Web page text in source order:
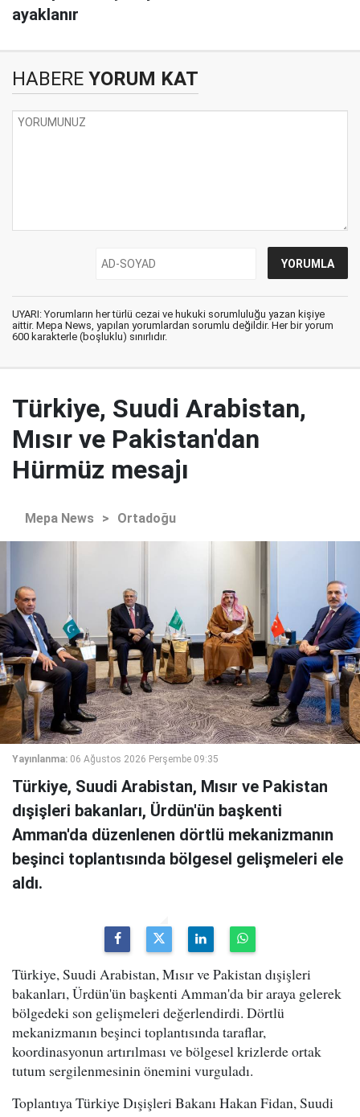
ayaklanır
HABERE YORUM KAT
UYARI: Yorumların her türlü cezai ve hukuki sorumluluğu yazan kişiye
aittir. Mepa News, yapılan yorumlardan sorumlu değildir. Her bir yorum
600 karakterle (boşluklu) sınırlıdır.
Türkiye, Suudi Arabistan,
Mısır ve Pakistan'dan
Hürmüz mesajı
Mepa News > Ortadoğu
Yayınlanma: 06 Ağustos 2026 Perşembe 09:35
Türkiye, Suudi Arabistan, Mısır ve Pakistan
dışişleri bakanları, Ürdün'ün başkenti
Amman'da düzenlenen dörtlü mekanizmanın
beşinci toplantısında bölgesel gelişmeleri ele
aldı.
Türkiye, Suudi Arabistan, Mısır ve Pakistan dışişleri
bakanları, Ürdün'ün başkenti Amman'da bir araya gelerek
bölgedeki son gelişmeleri değerlendirdi. Dörtlü
mekanizmanın beşinci toplantısında taraflar,
koordinasyonun artırılması ve bölgesel krizlerde ortak
tutum sergilenmesinin önemini vurguladı.
Toplantıya Türkiye Dışişleri Bakanı Hakan Fidan, Suudi